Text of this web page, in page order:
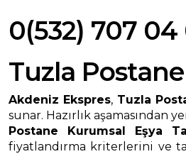
0(532) 707 04
Tuzla
Akdeniz Ekspres, Tuzla
sunar. Hazırlık
Postane Kurumsal Eşya
fiyatlandırma kriterlerini ve